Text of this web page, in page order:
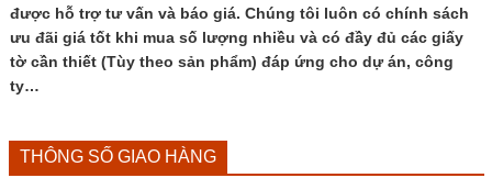
được hỗ trợ tư vấn và báo giá. Chúng tôi luôn có chính sách
ưu đãi giá tốt khi mua số lượng nhiều và có đầy đủ các giấy
tờ cần thiết (Tùy theo sản phẩm) đáp ứng cho dự án, công
ty…
THÔNG SỐ GIAO HÀNG